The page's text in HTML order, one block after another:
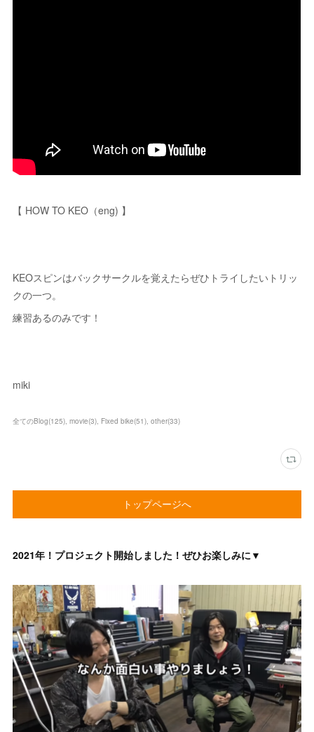
【 HOW TO KEO（eng) 】
KEOスピンはバックサークルを覚えたらぜひトライしたいトリッ
クの一つ。
練習あるのみです！
miki
全てのBlog(125) movie(3) Fixed bike(51) other(33)
トップページへ
2021年！プロジェクト開始しました！ぜひお楽しみに▼